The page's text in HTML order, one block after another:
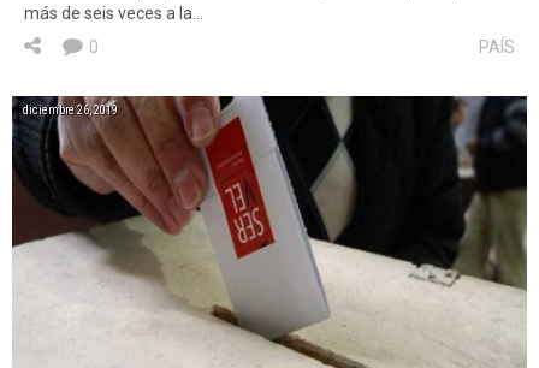
más de seis veces a la…
PAÍS
0
diciembre 26, 2019